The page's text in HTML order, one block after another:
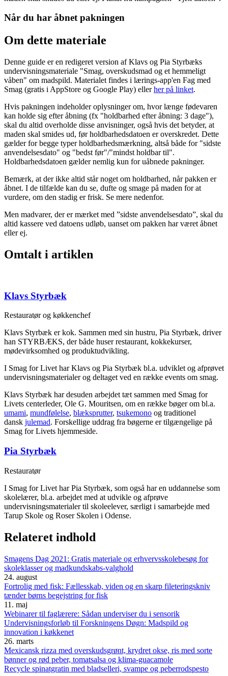
Når du har åbnet pakningen
Om dette materiale
Denne guide er en redigeret version af Klavs og Pia Styrbæks
undervisningsmateriale "Smag, overskudsmad og et hemmeligt
våben" om madspild. Materialet findes i lærings-app'en Fag med
Smag (gratis i AppStore og Google Play) ellerher på linket.
Hvis pakningen indeholder oplysninger om, hvor længe fødevaren
kan holde sig efter åbning (fx "holdbarhed efter åbning: 3 dage"),
skal du altid overholde disse anvisninger, også hvis det betyder, at
maden skal smides ud, før holdbarhedsdatoen er overskredet. Dette
gælder for begge typer holdbarhedsmærkning, altså både for "sidste
anvendelsesdato" og "bedst før"/"mindst holdbar til".
Holdbarhedsdatoen gælder nemlig kun for uåbnede pakninger.
Bemærk, at der ikke altid står noget om holdbarhed, når pakken er
åbnet. I de tilfælde kan du se, dufte og smage på maden for at
vurdere, om den stadig er frisk. Se mere nedenfor.
Men madvarer, der er mærket med ”sidste anvendelsesdato”, skal du
altid kassere ved datoens udløb, uanset om pakken har været åbnet
eller ej.
Omtalt i artiklen
Klavs Styrbæk
Restauratør og køkkenchef
Klavs Styrbæk er kok. Sammen med sin hustru, Pia Styrbæk, driver
han STYRBÆKS, der både huser restaurant, kokkekurser,
mødevirksomhed og produktudvikling.
I Smag for Livet har Klavs og Pia Styrbæk bl.a. udviklet og afprøvet
undervisningsmaterialer og deltaget ved en række events om smag.
Klavs Styrbæk har desuden arbejdet tæt sammen med Smag for
Livets centerleder, Ole G. Mouritsen, om en række bøger om bl.a.
umami, mundfølelse, blæksprutter, tsukemono og traditionel
dansk julemad. Forskellige uddrag fra bøgerne er tilgængelige på
Smag for Livets hjemmeside.
Pia Styrbæk
Restauratør
I Smag for Livet har Pia Styrbæk, som også har en uddannelse som
skolelærer, bl.a. arbejdet med at udvikle og afprøve
undervisningsmaterialer til skoleelever, særligt i samarbejde med
Tarup Skole og Roser Skolen i Odense.
Relateret indhold
Smagens Dag 2021: Gratis materiale og erhvervsskolebesøg for
skoleklasser og madkundskabs-valghold
24. august
Fortrolig med fisk: Fællesskab, viden og en skarp fileteringskniv
tænder børns begejstring for fisk
11. maj
Webinarer til faglærere: Sådan underviser du i sensorik
Undervisningsforløb til Forskningens Døgn: Madspild og
innovation i køkkenet
26. marts
Mexicansk rizza med overskudsgrønt, krydret okse, ris med sorte
bønner og rød peber, tomatsalsa og klima-guacamole
Recycle spinatgratin med bladselleri, svampe og peberrodspesto